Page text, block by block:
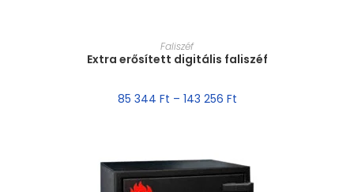
MÉRET VÁLASZTÁSA
Faliszéf
Extra erősített digitális faliszéf
85 344 Ft – 143 256 Ft